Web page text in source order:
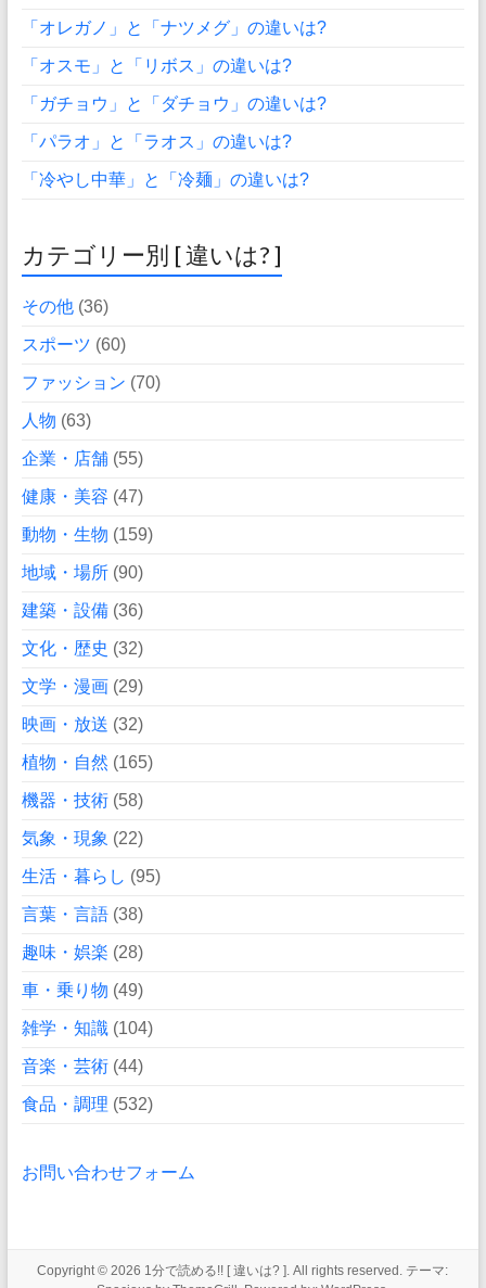
「オレガノ」と「ナツメグ」の違いは?
「オスモ」と「リボス」の違いは?
「ガチョウ」と「ダチョウ」の違いは?
「パラオ」と「ラオス」の違いは?
「冷やし中華」と「冷麺」の違いは?
カテゴリー別 [ 違いは? ]
その他(36)
スポーツ (60)
ファッション (70)
人物 (63)
企業・店舗(55)
健康・美容 (47)
動物・生物 (159)
地域・場所(90)
建築・設備(36)
文化・歴史 (32)
文学・漫画(29)
映画・放送 (32)
植物・自然 (165)
機器・技術(58)
気象・現象 (22)
生活・暮らし (95)
言葉・言語(38)
趣味・娯楽 (28)
車・乗り物 (49)
雑学・知識(104)
音楽・芸術(44)
食品・調理 (532)
お問い合わせフォーム
Copyright © 2026 1分で読める!! [ 違いは? ]. All rights reserved. テーマ: